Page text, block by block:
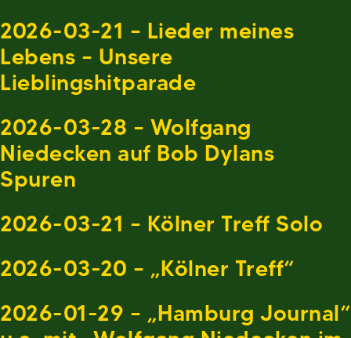
2026-03-21 – Lieder meines
Lebens – Unsere
Lieblingshitparade
2026-03-28 – Wolfgang
Niedecken auf Bob Dylans
Spuren
2026-03-21 – Kölner Treff Solo
2026-03-20 – „Kölner Treff“
2026-01-29 – „Hamburg Journal“